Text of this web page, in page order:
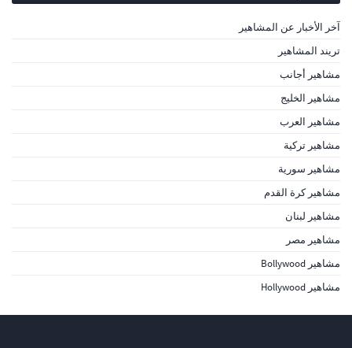
آخر الأخبار عن المشاهير
تريند المشاهير
مشاهير أجانب
مشاهير الخليج
مشاهير العرب
مشاهير تركية
مشاهير سورية
مشاهير كرة القدم
مشاهير لبنان
مشاهير مصر
مشاهير Bollywood
مشاهير Hollywood